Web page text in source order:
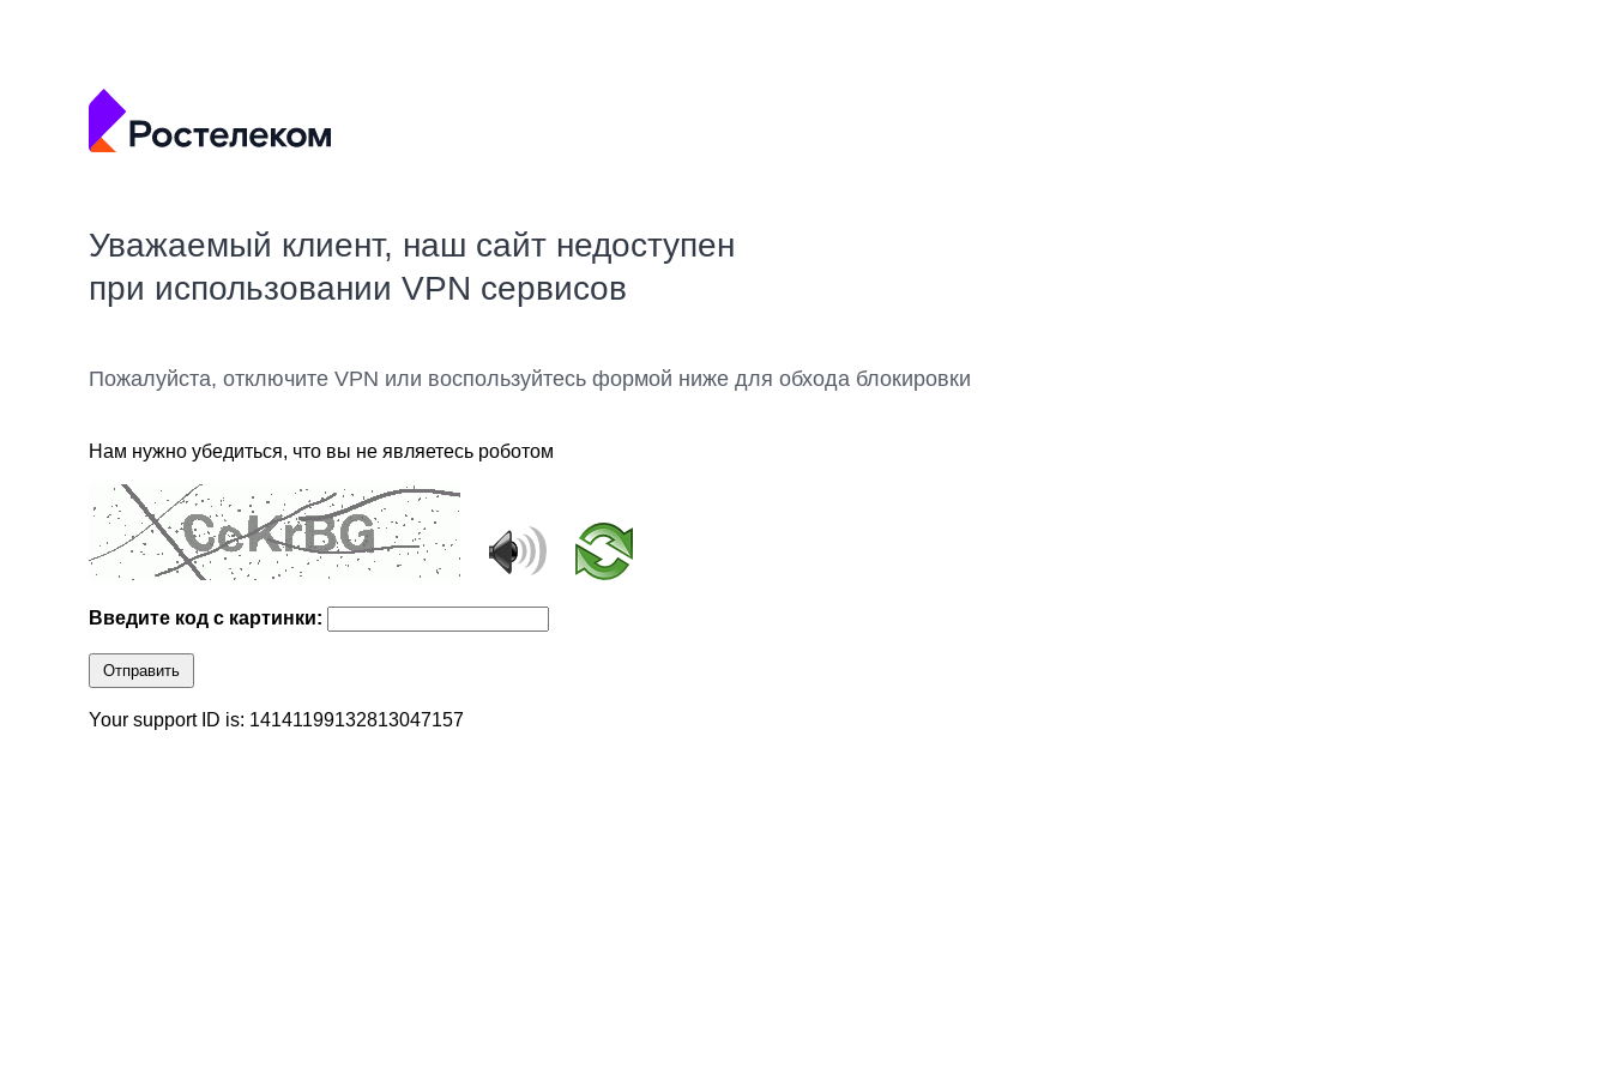
Уважаемый клиент, наш сайт недоступен
при использовании VPN сервисов
Пожалуйста, отключите VPN или воспользуйтесь формой ниже для обхода блокировки
Нам нужно убедиться, что вы не являетесь роботом
Введите код с картинки:
Отправить
Your support ID is: 14141199132813047157